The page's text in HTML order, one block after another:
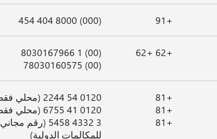
+91
(000) 8000 404 454
+62 +62
(00) 1 8030167966
(00) 78030160575
+81
+81
+81
0120 54 2244 (محلي فقط)
0120 41 6755 (محلي فقط)
3 4332 5458 (رقم مجاني
للمكالمات الدولية)